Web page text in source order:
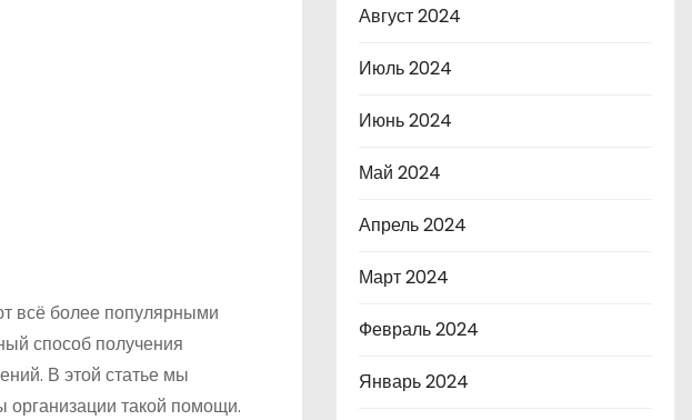
всё более популярными
способ получения
В этой статье мы
такой помощи.
Август 2024
Июль 2024
Июнь 2024
Май 2024
Апрель 2024
Март 2024
Февраль 2024
Январь 2024